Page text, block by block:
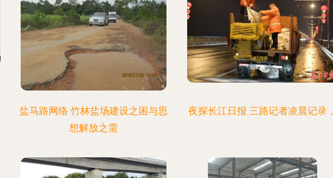
盐马路网络 竹林盐场建设之困与思
想解放之需
夜探长江日报 三路记者凌晨记录，